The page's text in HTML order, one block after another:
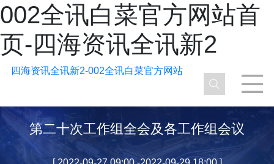
002全讯白菜官方网站首
页-四海资讯全讯新2
四海资讯全讯新2-002全讯白菜官方网站
第二十次工作组全会及各工作组会议